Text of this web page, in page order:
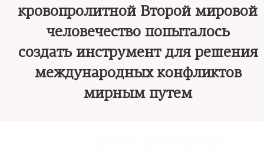
кровопролитной Второй мировой
человечество попыталось
создать инструмент для решения
международных конфликтов
мирным путем